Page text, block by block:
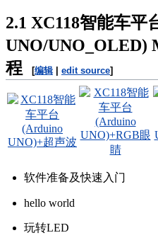
2.1 XC118智能车平
UNO/UNO_OLED)
程
[编辑 edit source]
软件准备及快速入门
hello world
玩转LED